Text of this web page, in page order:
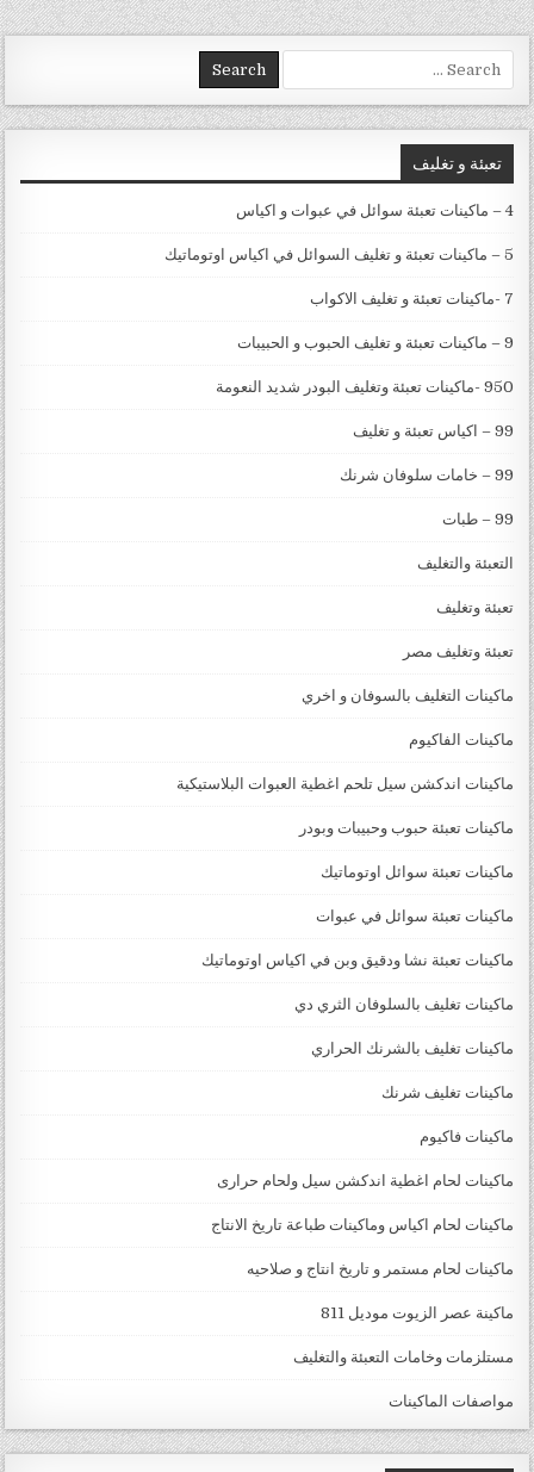
Search for:
تعبئة و تغليف
4 – ماكينات تعبئة سوائل في عبوات و اكياس
5 – ماكينات تعبئة و تغليف السوائل في اكياس اوتوماتيك
7 -ماكينات تعبئة و تغليف الاكواب
9 – ماكينات تعبئة و تغليف الحبوب و الحبيبات
950 -ماكينات تعبئة وتغليف البودر شديد النعومة
99 – اكياس تعبئة و تغليف
99 – خامات سلوفان شرنك
99 – طبات
التعبئة والتغليف
تعبئة وتغليف
تعبئة وتغليف مصر
ماكينات التغليف بالسوفان و اخري
ماكينات الفاكيوم
ماكينات اندكشن سيل تلحم اغطية العبوات البلاستيكية
ماكينات تعبئة حبوب وحبيبات وبودر
ماكينات تعبئة سوائل اوتوماتيك
ماكينات تعبئة سوائل في عبوات
ماكينات تعبئة نشا ودقيق وبن في اكياس اوتوماتيك
ماكينات تغليف بالسلوفان الثري دي
ماكينات تغليف بالشرنك الحراري
ماكينات تغليف شرنك
ماكينات فاكيوم
ماكينات لحام اغطية اندكشن سيل ولحام حرارى
ماكينات لحام اكياس وماكينات طباعة تاريخ الانتاج
ماكينات لحام مستمر و تاريخ انتاج و صلاحيه
ماكينة عصر الزيوت موديل 811
مستلزمات وخامات التعبئة والتغليف
مواصفات الماكينات